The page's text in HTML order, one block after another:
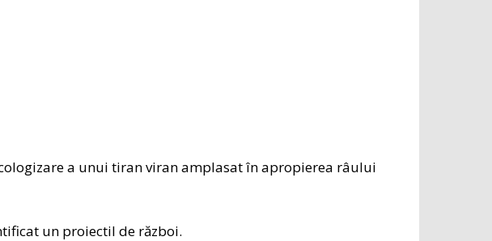
a unui tiran viran amplasat în apropierea râului
un proiectil de război.